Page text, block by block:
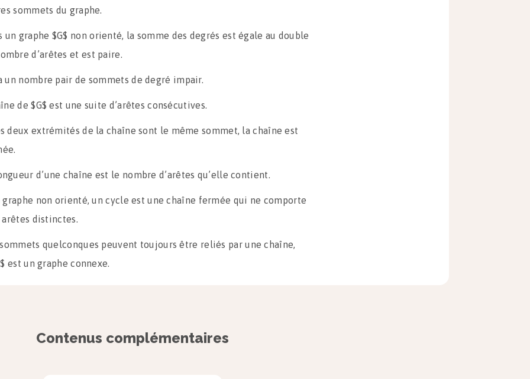
sommets du graphe.
un graphe $G$ non orienté, la somme des degrés est égale au double
d’arêtes et est paire.
un nombre pair de sommets de degré impair.
de $G$ est une suite d’arêtes consécutives.
deux extrémités de la chaîne sont le même sommet, la chaîne est
d’une chaîne est le nombre d’arêtes qu’elle contient.
graphe non orienté, un cycle est une chaîne fermée qui ne comporte
arêtes distinctes.
quelconques peuvent toujours être reliés par une chaîne,
est un graphe connexe.
nous considérons $G$, un graphe
Contenus complémentaires